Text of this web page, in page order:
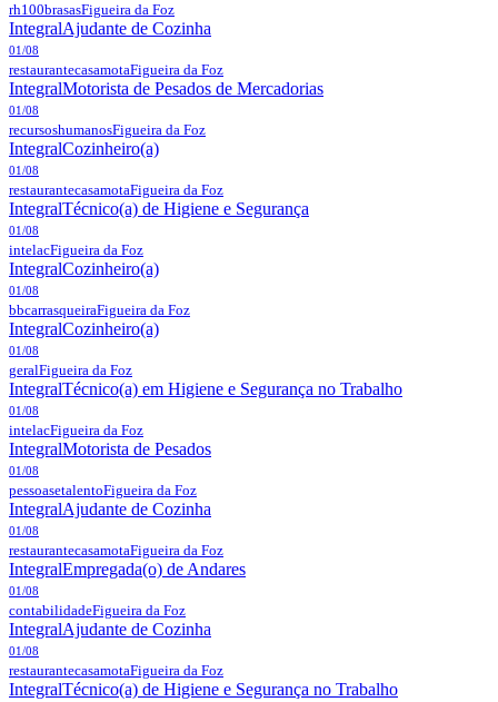
rh100brasasFigueira da Foz
IntegralAjudante de Cozinha
01/08
restaurantecasamotaFigueira da Foz
IntegralMotorista de Pesados de Mercadorias
01/08
recursoshumanosFigueira da Foz
IntegralCozinheiro(a)
01/08
restaurantecasamotaFigueira da Foz
IntegralTécnico(a) de Higiene e Segurança
01/08
intelacFigueira da Foz
IntegralCozinheiro(a)
01/08
bbcarrasqueiraFigueira da Foz
IntegralCozinheiro(a)
01/08
geralFigueira da Foz
IntegralTécnico(a) em Higiene e Segurança no Trabalho
01/08
intelacFigueira da Foz
IntegralMotorista de Pesados
01/08
pessoasetalentoFigueira da Foz
IntegralAjudante de Cozinha
01/08
restaurantecasamotaFigueira da Foz
IntegralEmpregada(o) de Andares
01/08
contabilidadeFigueira da Foz
IntegralAjudante de Cozinha
01/08
restaurantecasamotaFigueira da Foz
IntegralTécnico(a) de Higiene e Segurança no Trabalho